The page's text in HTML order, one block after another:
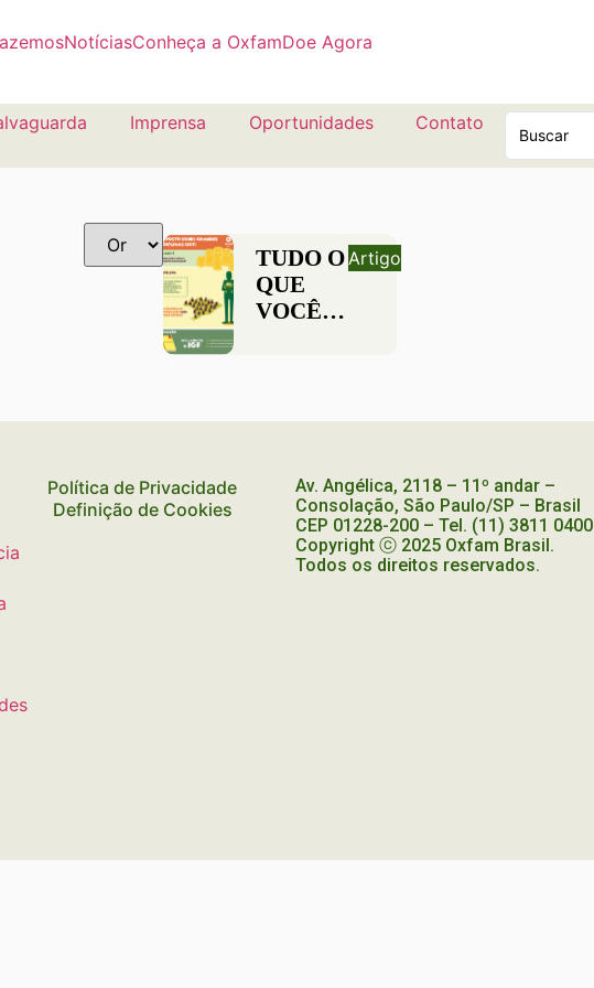
NotíciasConheça a OxfamDoe Agora
Imprensa Oportunidades Contato
TUDO O
QUE
VOCÊ
TAXAÇÃO
FORTUNAS
Artigo
Política de Privacidade
Definição de Cookies
Av. Angélica, 2118 – 11º andar –
Consolação, São Paulo/SP – Brasil
CEP 01228-200 – Tel. (11) 3811 0400
Copyright ⓒ 2025 Oxfam Brasil.
Todos os direitos reservados.